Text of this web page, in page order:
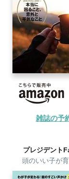
雑誌の予
プレジデント
頭のいい子が